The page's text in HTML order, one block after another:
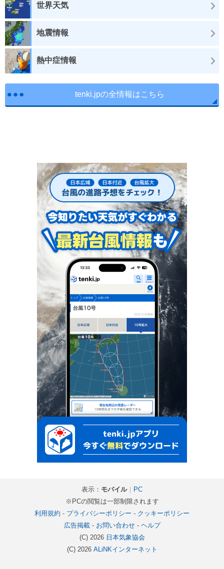
世界天気
地震情報
熱中症情報
tenki.jpの全情報はこちら
表示： モバイル｜ PC
※PCの閲覧は一部制限されます
利用規約 - プライバシーポリシー - クッキーポリシー
広告掲載- お問い合わせ- ヘルプ
(C) 2026 日本気象協会
(C) 2026 ALiNKインターネット